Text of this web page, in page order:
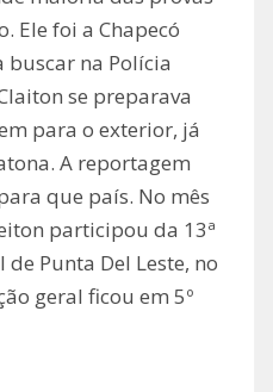
Ele foi a Chapecó
na Polícia
se preparava
para o exterior, já
A reportagem
que país. No mês
participou da 13ª
Punta Del Leste, no
geral ficou em 5º